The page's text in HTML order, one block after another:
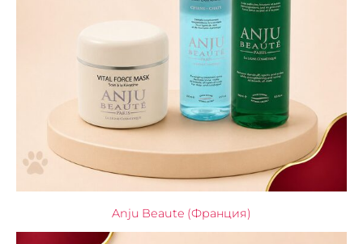
Anju Beaute (Франция)